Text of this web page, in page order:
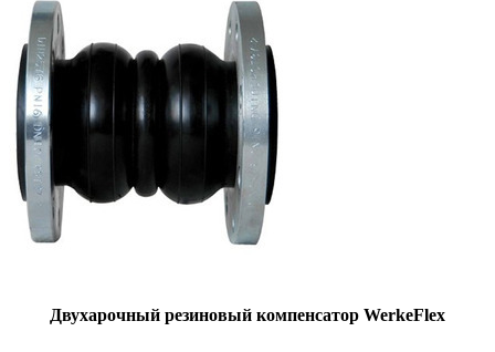
Двухарочный резиновый компенсатор WerkeFlex